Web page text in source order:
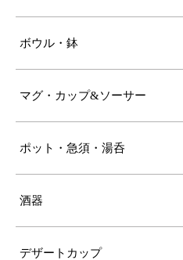
ボウル・鉢
マグ・カップ&ソーサー
ポット・急須・湯呑
酒器
デザートカップ